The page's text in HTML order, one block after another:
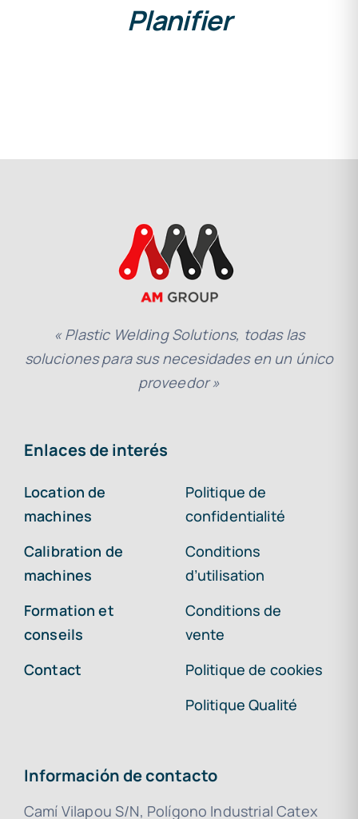
Planifier
« Plastic Welding Solutions, todas las
soluciones para sus necesidades en un único
proveedor »
Enlaces de interés
Location de
machines
Calibration de
machines
Formation et
conseils
Contact
Politique de
confidentialité
Conditions
d’utilisation
Conditions de
vente
Politique de cookies
Politique Qualité
Información de contacto
Camí Vilapou S/N, Polígono Industrial Catex